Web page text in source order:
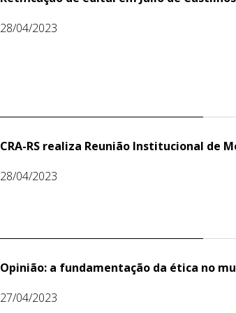
28/04/2023
CRA-RS realiza Reunião Institucional de
28/04/2023
Opinião: a fundamentação da ética no
27/04/2023